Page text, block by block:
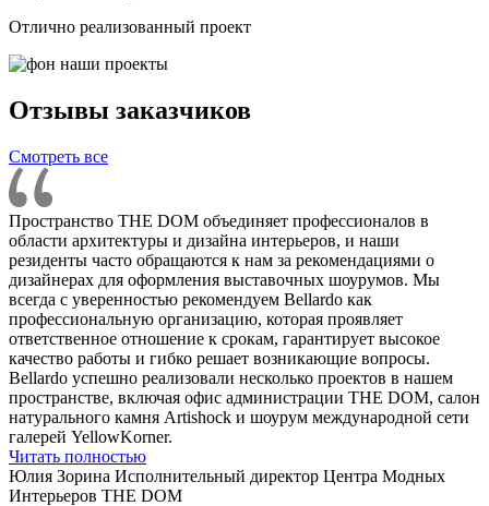
Отлично реализованный проект
Отзывы заказчиков
Смотреть все
Пространство THE DOM объединяет профессионалов в
области архитектуры и дизайна интерьеров, и наши
резиденты часто обращаются к нам за рекомендациями о
дизайнерах для оформления выставочных шоурумов. Мы
всегда с уверенностью рекомендуем Bellardo как
профессиональную организацию, которая проявляет
ответственное отношение к срокам, гарантирует высокое
качество работы и гибко решает возникающие вопросы.
Bellardo успешно реализовали несколько проектов в нашем
пространстве, включая офис администрации THE DOM, салон
натурального камня Artishock и шоурум международной сети
галерей YellowKorner.
Читать полностью
Юлия Зорина Исполнительный директор Центра Модных
Интерьеров THE DOM